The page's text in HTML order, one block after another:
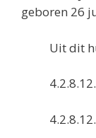
geboren 26
Uit dit